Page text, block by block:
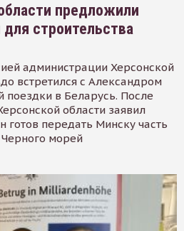
предложили
строительства
администрации Херсонской
встретился с Александром
поездки в Беларусь. После
области заявил
готов передать Минску часть
морей